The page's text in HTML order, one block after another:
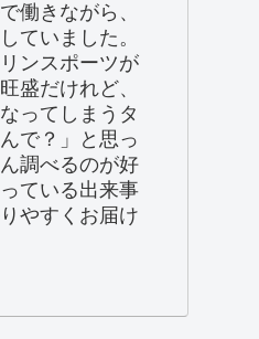
働きながら、
ていました。
ンスポーツが
盛だけれど、
ってしまうタ
で？」と思っ
調べるのが好
ている出来事
やすくお届け